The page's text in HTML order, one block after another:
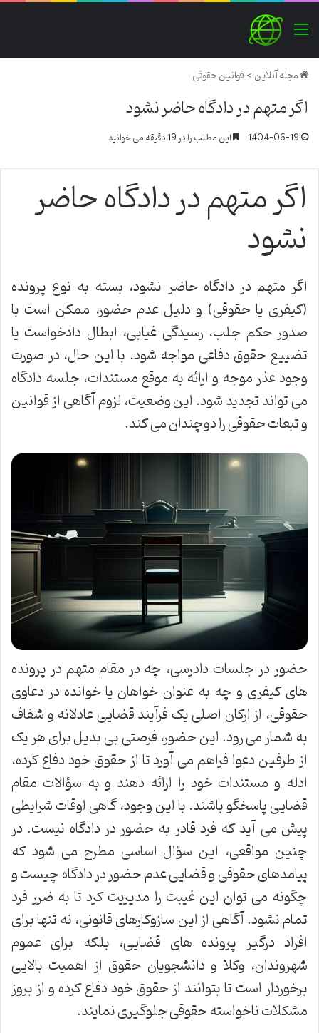
منو
مجله آنلاین>قوانین حقوقی
اگر متهم در دادگاه حاضر نشود
1404-06-19 این مطلب را در 19 دقیقه می خوانید
اگر متهم در دادگاه حاضر
نشود
اگر متهم در دادگاه حاضر نشود، بسته به نوع پرونده
(کیفری یا حقوقی) و دلیل عدم حضور، ممکن است با
صدور حکم جلب، رسیدگی غیابی، ابطال دادخواست یا
تضییع حقوق دفاعی مواجه شود. با این حال، در صورت
وجود عذر موجه و ارائه به موقع مستندات، جلسه دادگاه
می تواند تجدید شود. این وضعیت، لزوم آگاهی از قوانین
و تبعات حقوقی را دوچندان می کند.
حضور در جلسات دادرسی، چه در مقام متهم در پرونده
های کیفری و چه به عنوان خواهان یا خوانده در دعاوی
حقوقی، از ارکان اصلی یک فرآیند قضایی عادلانه و شفاف
به شمار می رود. این حضور، فرصتی بی بدیل برای هر یک
از طرفین دعوا فراهم می آورد تا از حقوق خود دفاع کرده،
ادله و مستندات خود را ارائه دهند و به سؤالات مقام
قضایی پاسخگو باشند. با این وجود، گاهی اوقات شرایطی
پیش می آید که فرد قادر به حضور در دادگاه نیست. در
چنین مواقعی، این سؤال اساسی مطرح می شود که
پیامدهای حقوقی و قضایی عدم حضور در دادگاه چیست و
چگونه می توان این غیبت را مدیریت کرد تا به ضرر فرد
تمام نشود. آگاهی از این سازوکارهای قانونی، نه تنها برای
افراد درگیر پرونده های قضایی، بلکه برای عموم
شهروندان، وکلا و دانشجویان حقوق از اهمیت بالایی
برخوردار است تا بتوانند از حقوق خود دفاع کرده و از بروز
مشکلات ناخواسته حقوقی جلوگیری نمایند.